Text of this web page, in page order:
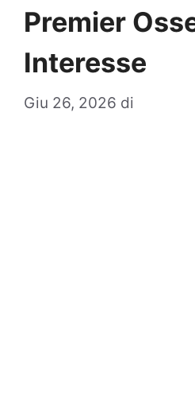
Premier
Interesse
Giu 26, 2026 di